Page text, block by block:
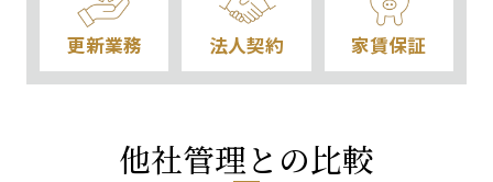
更新業務 法人契約 家賃保証
他社管理との比較